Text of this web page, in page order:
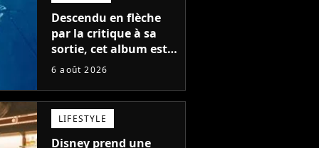
Descendu en flèche
par la critique à sa
sortie, cet album est
en train de devenir le
auteur
6 août 2026
LIFESTYLE
Disney prend une